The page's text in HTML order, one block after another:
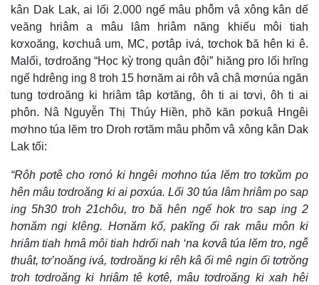
kân Dak Lak, ai lối 2.000 ngế mâu phô̆m vâ xông kân dế
veăng hriâm a mâu lâm hriâm năng khiếu môi tiah
kơxoăng, kơchuâ um, MC, pơtâp ivá, tơchok ƀă hên ki ê.
Malối, tơdroăng “Học kỳ trong quân đội” hiăng pro lối hrĭng
ngế hdrêng ing 8 troh 15 hơnăm ai rôh vâ châ mơnúa ngăn
tung tơdroăng ki hriâm tâp kơtăng, ôh ti ai tơvi, ôh ti ai
phôn. Nâ Nguyễn Thị Thúy Hiền, phŏ kăn pơkuâ Hngêi
mơhno túa lĕm tro Droh rơtăm mâu phô̆m vâ xông kân Dak
Lak tối:
“Rôh pơtê cho rơnó ki hngêi mơhno túa lĕm tro tơkŭm po
hên mâu tơdroăng ki ai pơxúa. Lối 30 túa lâm hriâm po sap
ing 5h30 troh 21chôu, tro ƀă hên ngế hok tro sap ing 2
hơnăm ngi klêng. Hơnăm kố, pakĭng ối rak mâu môn ki
hriâm tiah hmâ môi tiah hdrối nah ‘na kơvâ túa lĕm tro, ngê̆
thuât, tơ’noăng ivá, tơdroăng ki rêh kâ ối mê ngin ối tơtrŏng
troh tơdroăng ki hriâm tê kơtê, mâu tơdroăng ki xah hêi